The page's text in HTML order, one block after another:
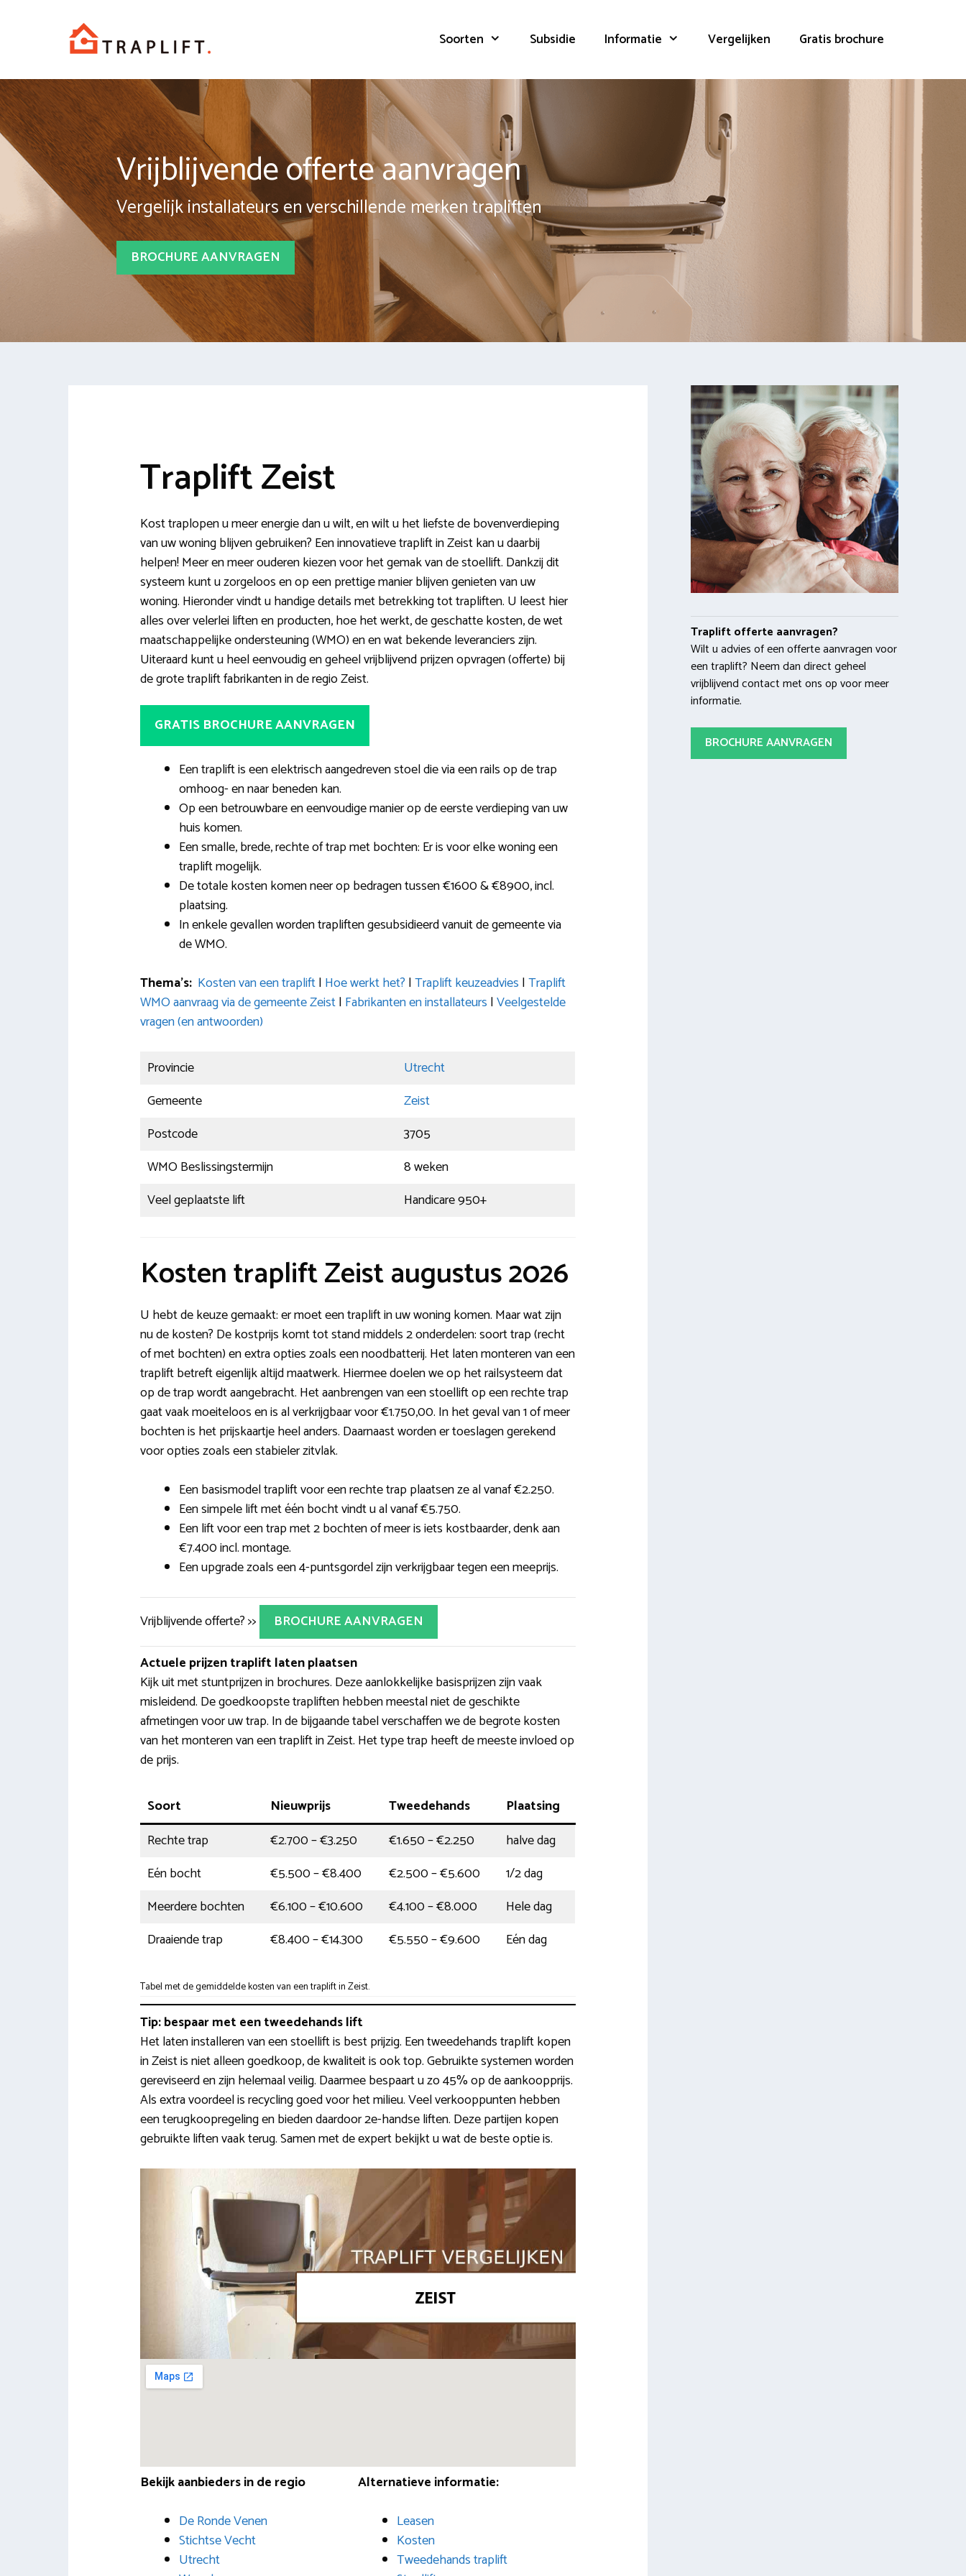
Soorten Subsidie Informatie Vergelijken Gratis brochure
Vrijblijvende offerte aanvragen
Vergelijk installateurs en verschillende merken trapliften
BROCHURE AANVRAGEN
Traplift Zeist
Kost traplopen u meer energie dan u wilt, en wilt u het liefste de bovenverdieping
van uw woning blijven gebruiken? Een innovatieve traplift in Zeist kan u daarbij
helpen! Meer en meer ouderen kiezen voor het gemak van de stoellift. Dankzij dit
systeem kunt u zorgeloos en op een prettige manier blijven genieten van uw
woning. Hieronder vindt u handige details met betrekking tot trapliften. U leest hier
alles over velerlei liften en producten, hoe het werkt, de geschatte kosten, de wet
maatschappelijke ondersteuning (WMO) en en wat bekende leveranciers zijn.
Uiteraard kunt u heel eenvoudig en geheel vrijblijvend prijzen opvragen (offerte) bij
de grote traplift fabrikanten in de regio Zeist.
GRATIS BROCHURE AANVRAGEN
Een traplift is een elektrisch aangedreven stoel die via een rails op de trap
omhoog- en naar beneden kan.
Op een betrouwbare en eenvoudige manier op de eerste verdieping van uw
huis komen.
Een smalle, brede, rechte of trap met bochten: Er is voor elke woning een
traplift mogelijk.
De totale kosten komen neer op bedragen tussen €1600 & €8900, incl.
plaatsing.
In enkele gevallen worden trapliften gesubsidieerd vanuit de gemeente via
de WMO.
Thema’s: Kosten van een traplift| Hoe werkt het? |Traplift keuzeadvies |Traplift
WMO aanvraag via de gemeente Zeist| Fabrikanten en installateurs |Veelgestelde
vragen (en antwoorden)
Provincie
Utrecht
Gemeente
Zeist
Postcode
3705
WMO Beslissingstermijn
8 weken
Veel geplaatste lift
Handicare 950+
Kosten traplift Zeist augustus 2026
U hebt de keuze gemaakt: er moet een traplift in uw woning komen. Maar wat zijn
nu de kosten? De kostprijs komt tot stand middels 2 onderdelen: soort trap (recht
of met bochten) en extra opties zoals een noodbatterij. Het laten monteren van een
traplift betreft eigenlijk altijd maatwerk. Hiermee doelen we op het railsysteem dat
op de trap wordt aangebracht. Het aanbrengen van een stoellift op een rechte trap
gaat vaak moeiteloos en is al verkrijgbaar voor €1.750,00. In het geval van 1 of meer
bochten is het prijskaartje heel anders. Daarnaast worden er toeslagen gerekend
voor opties zoals een stabieler zitvlak.
Een basismodel traplift voor een rechte trap plaatsen ze al vanaf €2.250.
Een simpele lift met één bocht vindt u al vanaf €5.750.
Een lift voor een trap met 2 bochten of meer is iets kostbaarder, denk aan
€7.400 incl. montage.
Een upgrade zoals een 4-puntsgordel zijn verkrijgbaar tegen een meeprijs.
Vrijblijvende offerte? >>
BROCHURE AANVRAGEN
Actuele prijzen traplift laten plaatsen
Kijk uit met stuntprijzen in brochures. Deze aanlokkelijke basisprijzen zijn vaak
misleidend. De goedkoopste trapliften hebben meestal niet de geschikte
afmetingen voor uw trap. In de bijgaande tabel verschaffen we de begrote kosten
van het monteren van een traplift in Zeist. Het type trap heeft de meeste invloed op
de prijs.
Soort Nieuwprijs Tweedehands
Plaatsing
Rechte trap
€2.700 – €3.250 €1.650 – €2.250
halve dag
Eén bocht
€5.500 – €8.400 €2.500 – €5.600
1/2 dag
Meerdere bochten
€6.100 – €10.600 €4.100 – €8.000
Hele dag
Draaiende trap
€8.400 – €14.300 €5.550 – €9.600 Eén dag
Tabel met de gemiddelde kosten van een traplift in Zeist.
Tip: bespaar met een tweedehands lift
Het laten installeren van een stoellift is best prijzig. Een tweedehands traplift kopen
in Zeist is niet alleen goedkoop, de kwaliteit is ook top. Gebruikte systemen worden
gereviseerd en zijn helemaal veilig. Daarmee bespaart u zo 45% op de aankoopprijs.
Als extra voordeel is recycling goed voor het milieu. Veel verkooppunten hebben
een terugkoopregeling en bieden daardoor 2e-handse liften. Deze partijen kopen
gebruikte liften vaak terug. Samen met de expert bekijkt u wat de beste optie is.
Bekijk aanbieders in de regio
De Ronde Venen
Stichtse Vecht
Utrecht
Alternatieve informatie:
Leasen
Kosten
Tweedehands traplift
Traplift offerte aanvragen?
Wilt u advies of een offerte aanvragen voor
een traplift? Neem dan direct geheel
vrijblijvend contact met ons op voor meer
informatie.
BROCHURE AANVRAGEN